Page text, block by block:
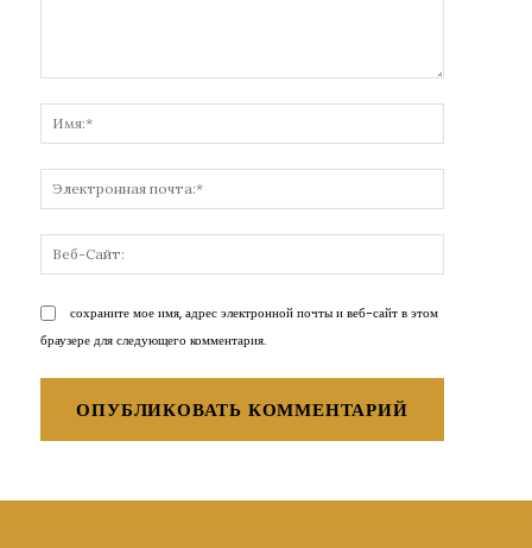
почта:*
Сайт:
сохраните мое имя, адрес электронной почты и веб-сайт в этом
браузере для следующего комментария.